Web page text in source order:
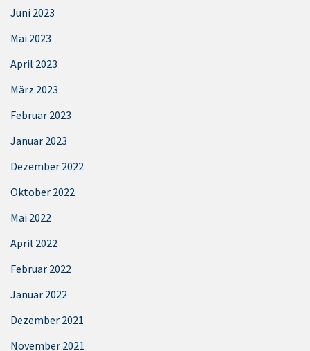
Juni 2023
Mai 2023
April 2023
März 2023
Februar 2023
Januar 2023
Dezember 2022
Oktober 2022
Mai 2022
April 2022
Februar 2022
Januar 2022
Dezember 2021
November 2021